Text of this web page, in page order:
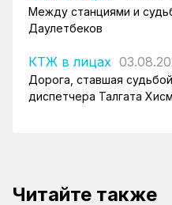
Между станциями и
Даулетбеков
КТЖ в лицах
Дорога, ставшая
диспетчера Талгата
Читайте также